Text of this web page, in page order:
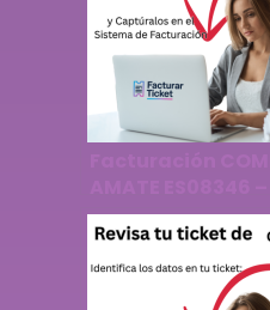
Factura